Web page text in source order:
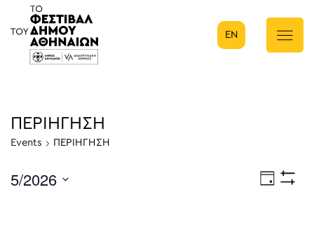
Κύρια πλοήγηση
EN
ΠΕΡΙΗΓΗΣΗ
Events ΠΕΡΙΗΓΗΣΗ
Ημέρα
5/2026